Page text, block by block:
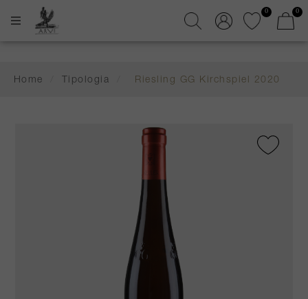
0 0
Home Tipologia Riesling GG Kirchspiel 2020